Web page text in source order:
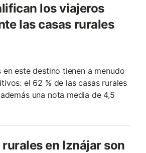
los viajeros
las casas rurales
en este destino tienen a menudo
el 62 % de las casas rurales
una nota media de 4,5
rurales en Iznájar son